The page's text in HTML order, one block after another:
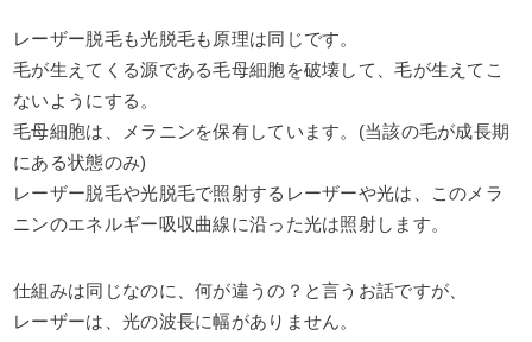
レーザー脱毛も光脱毛も原理は同じです。
毛が生えてくる源である毛母細胞を破壊して、毛が生えてこ
ないようにする。
毛母細胞は、メラニンを保有しています。(当該の毛が成長期
にある状態のみ)
レーザー脱毛や光脱毛で照射するレーザーや光は、このメラ
ニンのエネルギー吸収曲線に沿った光は照射します。
仕組みは同じなのに、何が違うの？と言うお話ですが、
レーザーは、光の波長に幅がありません。